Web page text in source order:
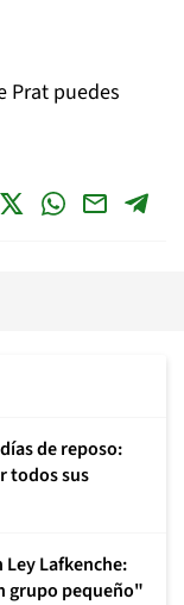
Prat puedes
de reposo:
todos sus
Lafkenche:
grupo pequeño"